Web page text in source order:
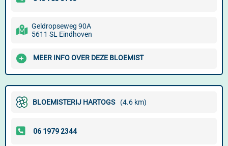
Geldropseweg 90A
5611 SL Eindhoven
MEER INFO OVER DEZE BLOEMIST
BLOEMISTERIJ HARTOGS (4.6 km)